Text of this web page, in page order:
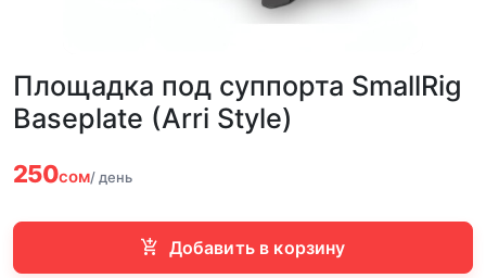
Площадка под суппорта SmallRig
Baseplate (Arri Style)
250сом/ день
Добавить в корзину